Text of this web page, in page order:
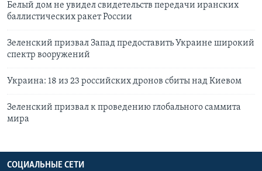
Белый дом не увидел свидетельств передачи иранских
баллистических ракет России
Зеленский призвал Запад предоставить Украине широкий
спектр вооружений
Украина: 18 из 23 российских дронов сбиты над Киевом
Зеленский призвал к проведению глобального саммита
мира
СОЦИАЛЬНЫЕ СЕТИ